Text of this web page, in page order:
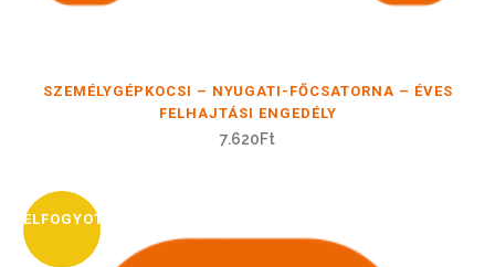
SZEMÉLYGÉPKOCSI – NYUGATI-FŐCSATORNA – ÉVES
FELHAJTÁSI ENGEDÉLY
7.620Ft
ELFOGYOTT